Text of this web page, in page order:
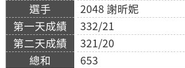
2048 謝昕妮
332/21
321/20
653